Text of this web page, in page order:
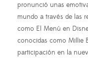
pronunció unas
mundo a través de las
como El Menú en
conocidas como Millie
participación en la